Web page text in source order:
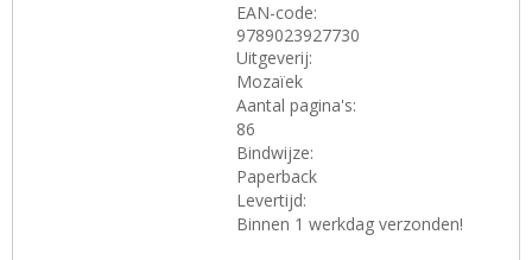
EAN-code:
9789023927730
Uitgeverij:
Mozaïek
Aantal pagina's:
86
Bindwijze:
Paperback
Levertijd:
Binnen 1 werkdag verzonden!